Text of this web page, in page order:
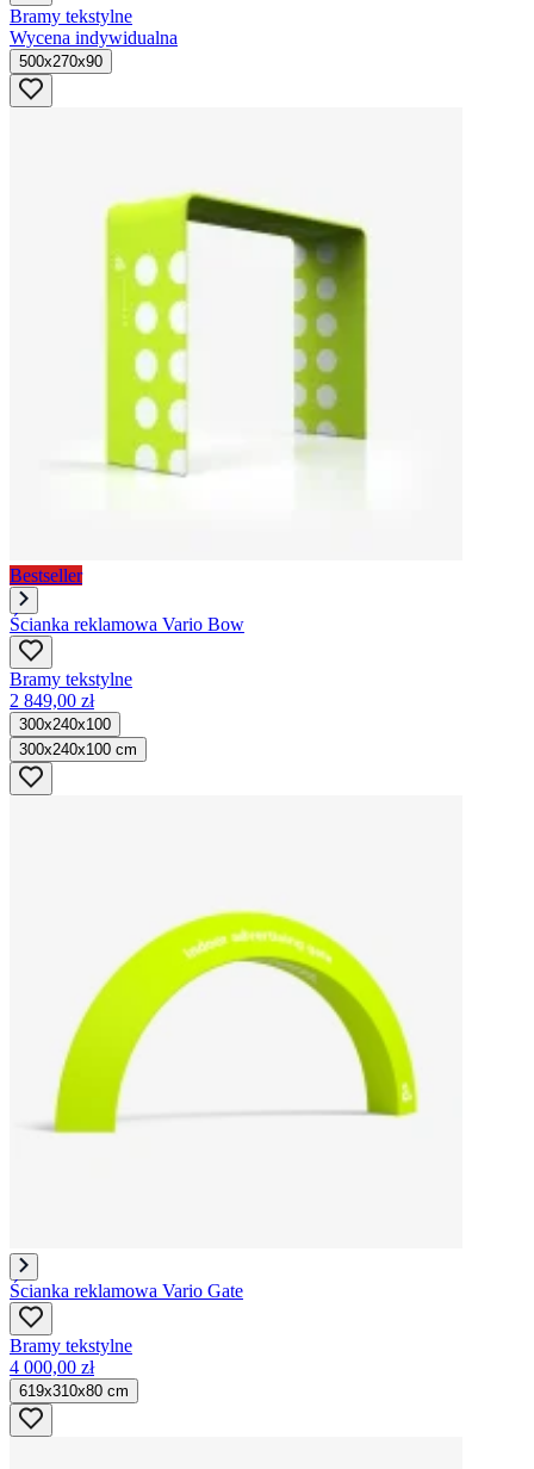
Bramy tekstylne
Wycena indywidualna
500x270x90
Bestseller
Ścianka reklamowa Vario Bow
Bramy tekstylne
2 849,00 zł
300x240x100
300x240x100 cm
Ścianka reklamowa Vario Gate
Bramy tekstylne
4 000,00 zł
619x310x80 cm